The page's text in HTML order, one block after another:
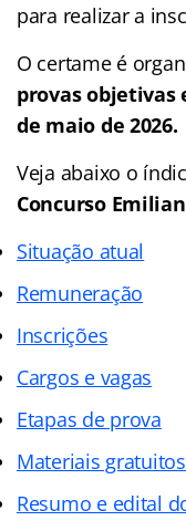
para realizar a
O certame é
provas objetivas
de maio de 2026.
Veja abaixo o
Concurso
Situação atual
Remuneração
Inscrições
Cargos e vagas
Etapas de prova
Materiais gratuitos
Resumo e edital